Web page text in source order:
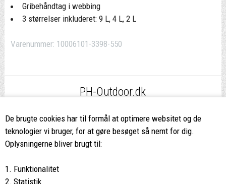
De brugte cookies har til formål at optimere websitet og de
teknologier vi bruger, for at gøre besøget så nemt for dig.
Oplysningerne bliver brugt til:
1. Funktionalitet
2. Statistik
Gribehåndtag i webbing
3 størrelser inkluderet: 9 L, 4 L, 2 L
Varenummer: 10006101-3398-550
PH-Outdoor.dk
ved køb over 499,-*
8662 2113